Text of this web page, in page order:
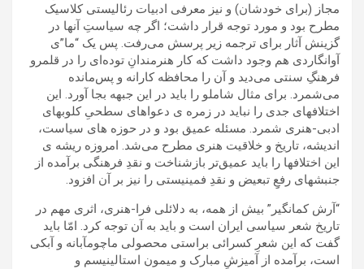
مجاز (برای خودشان) و نیز معرفی ادبیات رئالیستی کلاسیک
مطرح بود و مورد توجه قرار داشت؛ اگر چه سیاستِ آنها در
گزینش آثار برای ترجمه زیر پرسش می‌رفت. پس یک “ما”ی
آوانگاردی هم وجود داشت که کار هنرمندانِ توده‌ای را در قلمرو
فرهنگِ سنتی می‌دید و آن را محافظه کارانه و پس‌مانده
می‌شمرد. برای مثال شاملو را باید در این جبهه بجا آورد. این
اختلافهای جدی را نباید در زمره ی دعواهای سطحیِ کلوبهای
ادبی-هنری شمرد. مسئله عمیق بود و در حوزه های سیاست،
اندیشه، تاریخ و خلاقیت هنری مطرح می‌شد. امروزه ریشه ی
این اختلافها را باید عمیق‌تر بازشناخت و نقدِ فرهنگی برآمده از
جنبشهای رفعِِ تبعیض و نقدِ ‌فمینیستی را نیز بر آن افزود.
“آرش کمانگیر” بیش از همه، به دلائلی فرا-هنری، اثری مهم در
تاریخ شعر سیاسی ایران است و باید به آن توجه کرد. امّا باید
گفت که این شعرِ کسرائی براستی محصولی ماچومآبانه و آبکی
است، برآمده از آمیزشِ مبارک و میمون استالینیسم و